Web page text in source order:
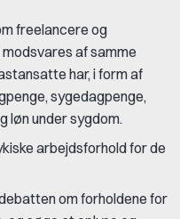
freelancere og
af samme
har, i form af
sygedagpenge,
løn under sygdom.
arbejdsforhold for de
om forholdene for